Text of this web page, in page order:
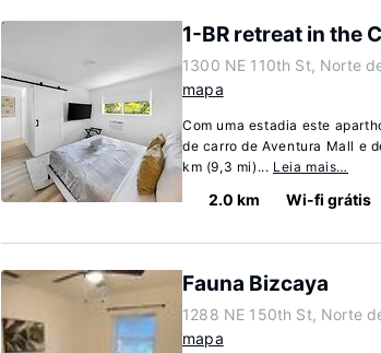
1-BR retreat in the
1300 NE 110th St, Norte
mapa
Com uma estadia este
de carro de Aventura Mall e
km (9,3 mi)... Leia mais…
2.0 km Wi-fi grátis
Fauna Bizcaya
1288 NE 150th St, Norte
mapa